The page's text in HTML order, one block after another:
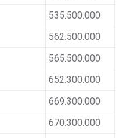
535.500.000
562.500.000
565.500.000
652.300.000
669.300.000
670.300.000